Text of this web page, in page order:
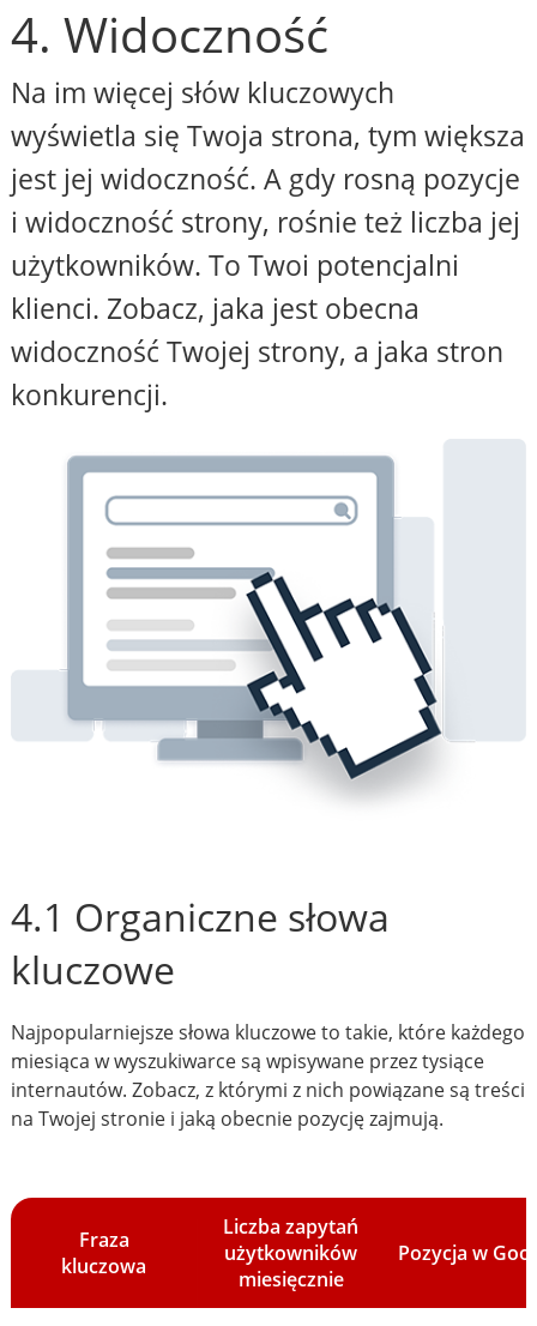
4. Widoczność
Na im więcej słów kluczowych
wyświetla się Twoja strona, tym większa
jest jej widoczność. A gdy rosną pozycje
i widoczność strony, rośnie też liczba jej
użytkowników. To Twoi potencjalni
klienci. Zobacz, jaka jest obecna
widoczność Twojej strony, a jaka stron
konkurencji.
4.1 Organiczne słowa
kluczowe
Najpopularniejsze słowa kluczowe to takie, które każdego
miesiąca w wyszukiwarce są wpisywane przez tysiące
internautów. Zobacz, z którymi z nich powiązane są treści
na Twojej stronie i jaką obecnie pozycję zajmują.
Fraza
kluczowa
Liczba zapytań
użytkowników
miesięcznie
Pozycja w